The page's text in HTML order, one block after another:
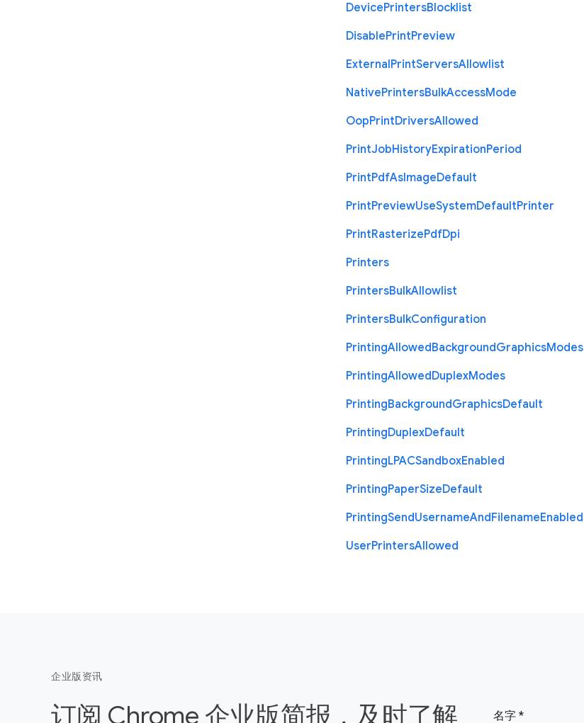
DevicePrintersBlocklist
DisablePrintPreview
ExternalPrintServersAllowlist
NativePrintersBulkAccessMode
OopPrintDriversAllowed
PrintJobHistoryExpirationPeriod
PrintPdfAsImageDefault
PrintPreviewUseSystemDefaultPrinter
PrintRasterizePdfDpi
Printers
PrintersBulkAllowlist
PrintersBulkConfiguration
PrintingAllowedBackgroundGraphicsModes
PrintingAllowedDuplexModes
PrintingBackgroundGraphicsDefault
PrintingDuplexDefault
PrintingLPACSandboxEnabled
PrintingPaperSizeDefault
PrintingSendUsernameAndFilenameEnabled
UserPrintersAllowed
企业版资讯
订阅 Chrome 企业版简报，及时了解
名字